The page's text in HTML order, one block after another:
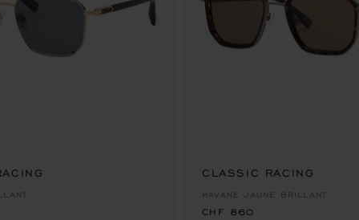
CLASSIC RACING
HAVANE JAUNE BRILLANT
CHF 860
CHF 860